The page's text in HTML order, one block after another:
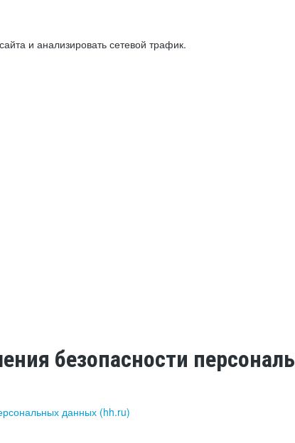
и анализировать сетевой трафик.
безопасности
данных (hh.ru)